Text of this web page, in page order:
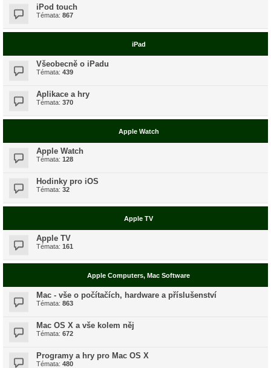
iPod touch
Témata: 867
iPad
Všeobecně o iPadu
Témata: 439
Aplikace a hry
Témata: 370
Apple Watch
Apple Watch
Témata: 128
Hodinky pro iOS
Témata: 32
Apple TV
Apple TV
Témata: 161
Apple Computers, Mac Software
Mac - vše o počítačích, hardware a příslušenství
Témata: 863
Mac OS X a vše kolem něj
Témata: 672
Programy a hry pro Mac OS X
Témata: 480